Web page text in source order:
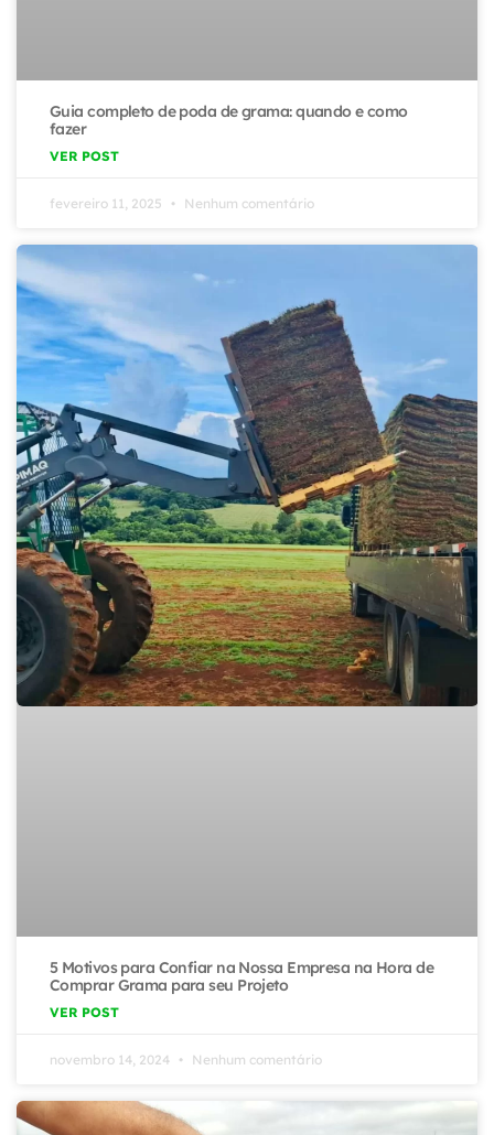
Guia completo de poda de grama: quando e como
fazer
VER POST
fevereiro 11, 2025 Nenhum comentário
5 Motivos para Confiar na Nossa Empresa na Hora de
Comprar Grama para seu Projeto
VER POST
novembro 14, 2024 Nenhum comentário